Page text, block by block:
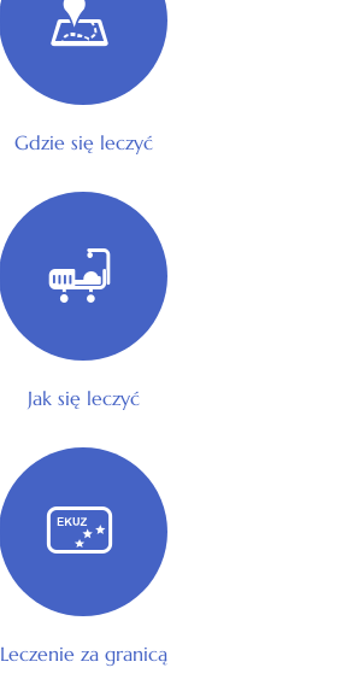
Gdzie się leczyć
Jak się leczyć
Leczenie za granicą